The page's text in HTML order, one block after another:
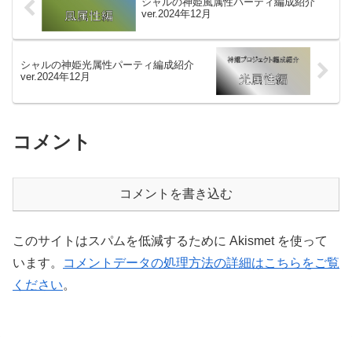
ver.2024年12月
シャルの神姫光属性パーティ編成紹介
ver.2024年12月
コメント
コメントを書き込む
このサイトはスパムを低減するために Akismet を使って
います。
コメントデータの処理方法の詳細はこちらをご覧
ください。